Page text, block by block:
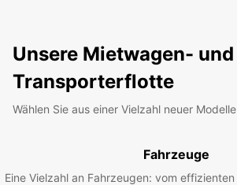
Unsere Mietwagen- und
Transporterflotte
Wählen Sie aus einer Vielzahl neuer
Fahrzeuge
Eine Vielzahl an Fahrzeugen: vom